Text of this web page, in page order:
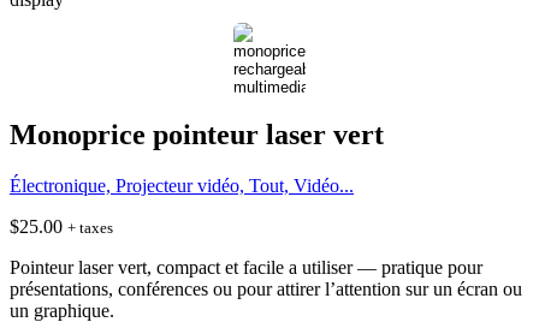
Monoprice pointeur laser vert
Électronique, Projecteur vidéo, Tout, Vidéo...
$25.00 + taxes
Pointeur laser vert, compact et facile a utiliser — pratique pour
présentations, conférences ou pour attirer l’attention sur un écran ou
un graphique.